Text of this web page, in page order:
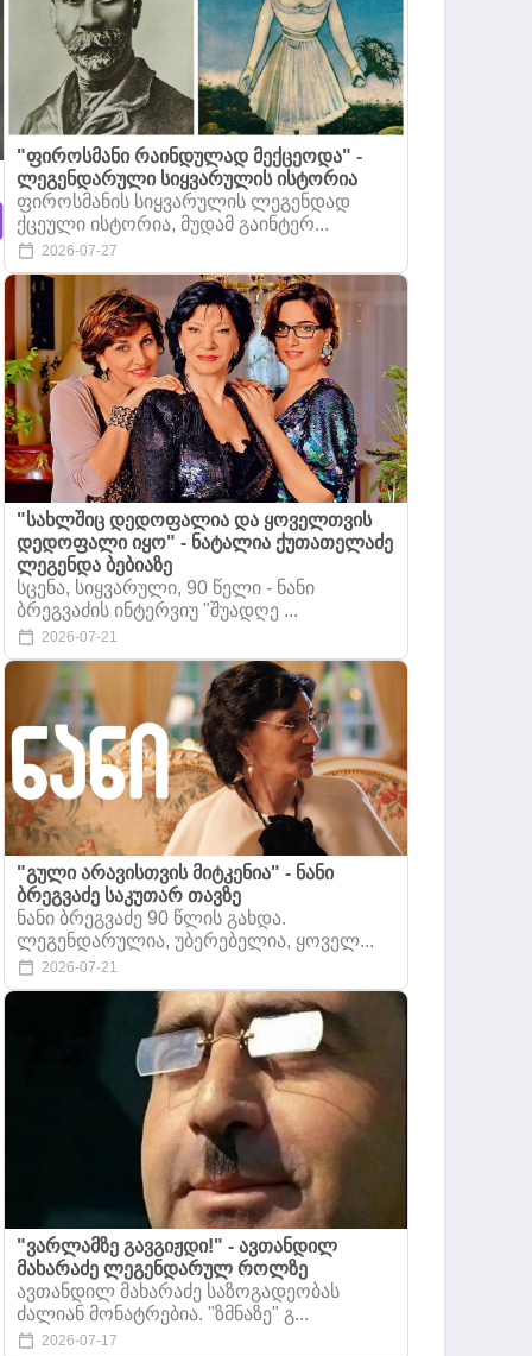
"ფიროსმანი რაინდულად მექცეოდა" -
ლეგენდარული სიყვარულის ისტორია
ფიროსმანის სიყვარულის ლეგენდად
ქცეული ისტორია, მუდამ გაინტერ...
2026-07-27
"სახლშიც დედოფალია და ყოველთვის
დედოფალი იყო" - ნატალია ქუთათელაძე
ლეგენდა ბებიაზე
სცენა, სიყვარული, 90 წელი - ნანი
ბრეგვაძის ინტერვიუ "შუადღე ...
2026-07-21
"გული არავისთვის მიტკენია" - ნანი
ბრეგვაძე საკუთარ თავზე
ნანი ბრეგვაძე 90 წლის გახდა.
ლეგენდარულია, უბერებელია, ყოველ...
2026-07-21
"ვარლამზე გავგიჟდი!" - ავთანდილ
მახარაძე ლეგენდარულ როლზე
ავთანდილ მახარაძე საზოგადეობას
ძალიან მონატრებია. "ზმნაზე" გ...
2026-07-17